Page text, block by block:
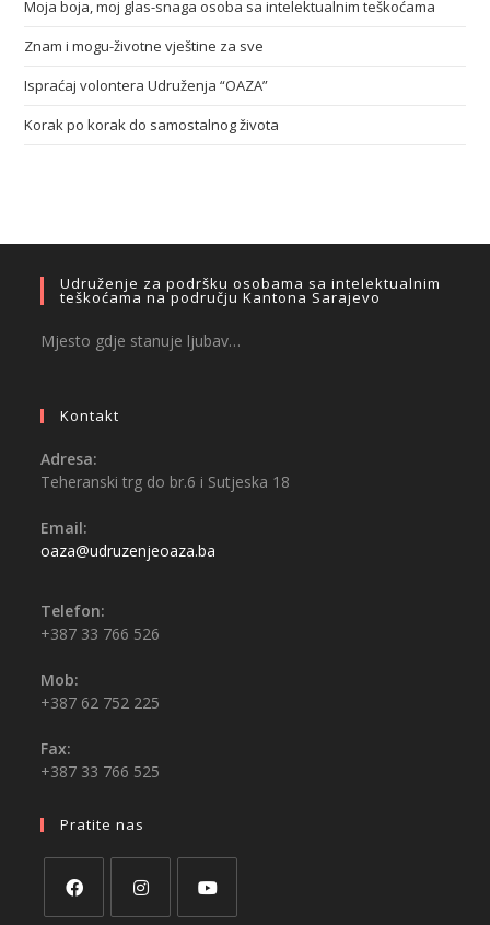
Moja boja, moj glas-snaga osoba sa intelektualnim teškoćama
Znam i mogu-životne vještine za sve
Ispraćaj volontera Udruženja “OAZA”
Korak po korak do samostalnog života
Udruženje za podršku osobama sa intelektualnim
teškoćama na području Kantona Sarajevo
Mjesto gdje stanuje ljubav…
Kontakt
Adresa:
Teheranski trg do br.6 i Sutjeska 18
Email:
oaza@udruzenjeoaza.ba
Telefon:
+387 33 766 526
Mob:
+387 62 752 225
Fax:
+387 33 766 525
Pratite nas